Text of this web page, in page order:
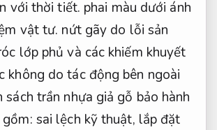
với thời tiết. phai màu dưới ánh
vật tư. nứt gãy do lỗi sản
lớp phủ và các khiếm khuyết
không do tác động bên ngoài
sách trần nhựa giả gỗ bảo hành
sai lệch kỹ thuật, lắp đặt